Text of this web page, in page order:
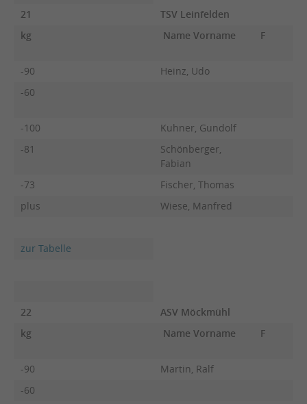
21
TSV Leinfelden
kg
Name Vorname F
-90
Heinz, Udo
-60
-100
Kuhner, Gundolf
-81
Schönberger,
Fabian
-73
Fischer, Thomas
plus
Wiese, Manfred
zur Tabelle
22
ASV Möckmühl
kg
Name Vorname F
-90
Martin, Ralf
-60